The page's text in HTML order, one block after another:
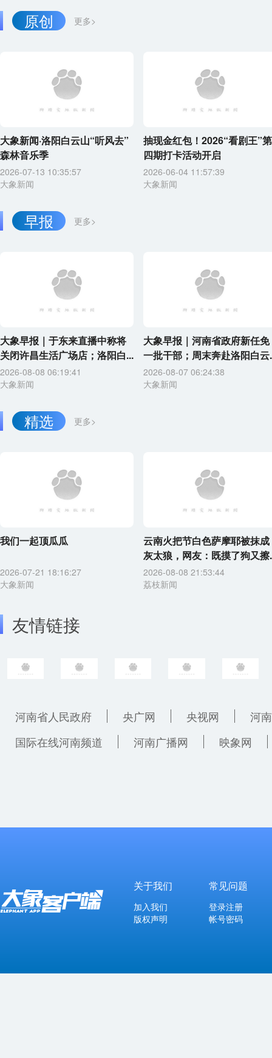
更多>
原创
大象新闻·洛阳白云山“听风去”
森林音乐季
2026-07-13 10:35:57
大象新闻
抽现金红包！2026“看剧王”第
四期打卡活动开启
2026-06-04 11:57:39
大象新闻
更多>
早报
大象早报｜于东来直播中称将
关闭许昌生活广场店；洛阳白...
2026-08-08 06:19:41
大象新闻
大象早报｜河南省政府新任免
一批干部；周末奔赴洛阳白云
2026-08-07 06:24:38
大象新闻
更多>
精选
我们一起顶瓜瓜
2026-07-21 18:16:27
大象新闻
云南火把节白色萨摩耶被抹成
灰太狼，网友：既摸了狗又擦
2026-08-08 21:53:44
荔枝新闻
友情链接
河南省人民政府 央广网 央视网
河
国际在线河南频道
河南广播网 映象网
关于我们
加入我们
版权声明
常见问题
登录注册
帐号密码